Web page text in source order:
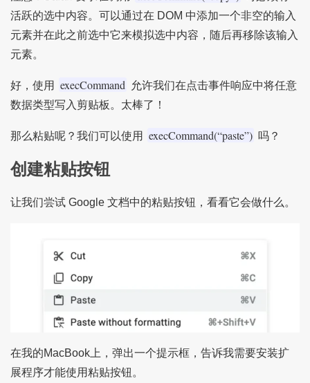
活跃的选中内容。可以通过在 DOM 中添加一个非空的输入
元素并在此之前选中它来模拟选中内容，随后再移除该输入
元素。
好，使用 execCommand
允许我们在点击事件响应中将任意
数据类型写入剪贴板。太棒了！
那么粘贴呢？我们可以使用 execCommand(“paste”) 吗？
创建粘贴按钮
让我们尝试 Google 文档中的粘贴按钮，看看它会做什么。
在我的MacBook上，弹出一个提示框，告诉我需要安装扩
展程序才能使用粘贴按钮。